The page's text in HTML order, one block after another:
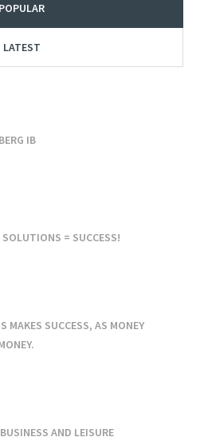
POPULAR
LATEST
IB
SOLUTIONS = SUCCESS!
MAKES SUCCESS, AS MONEY
AND LEISURE